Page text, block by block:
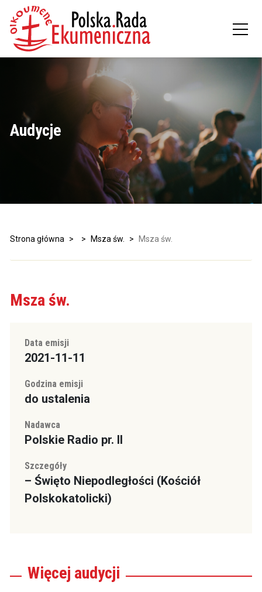
Audycje
Strona główna > > Msza św. > Msza św.
Msza św.
Data emisji
2021-11-11
Godzina emisji
do ustalenia
Nadawca
Polskie Radio pr. II
Szczegóły
– Święto Niepodległości (Kościół
Polskokatolicki)
Więcej audycji